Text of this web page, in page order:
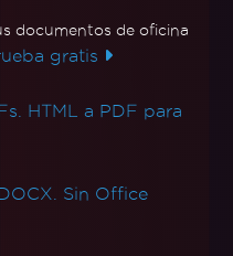
documentos de oficina
gratis
HTML a PDF para
Sin Office